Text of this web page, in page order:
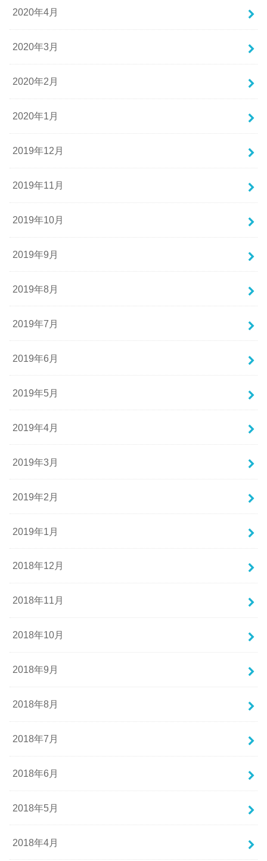
2020年4月
2020年3月
2020年2月
2020年1月
2019年12月
2019年11月
2019年10月
2019年9月
2019年8月
2019年7月
2019年6月
2019年5月
2019年4月
2019年3月
2019年2月
2019年1月
2018年12月
2018年11月
2018年10月
2018年9月
2018年8月
2018年7月
2018年6月
2018年5月
2018年4月